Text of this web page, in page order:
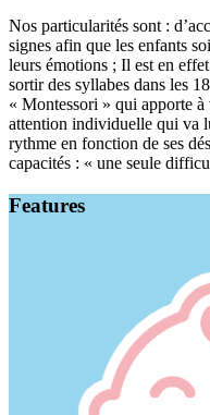
Nos particularités sont :
signes afin que les enfants
leurs émotions ; Il est en
sortir des syllabes dans les
« Montessori » qui apporte
attention individuelle qui va
rythme en fonction de ses
capacités : « une seule
Features